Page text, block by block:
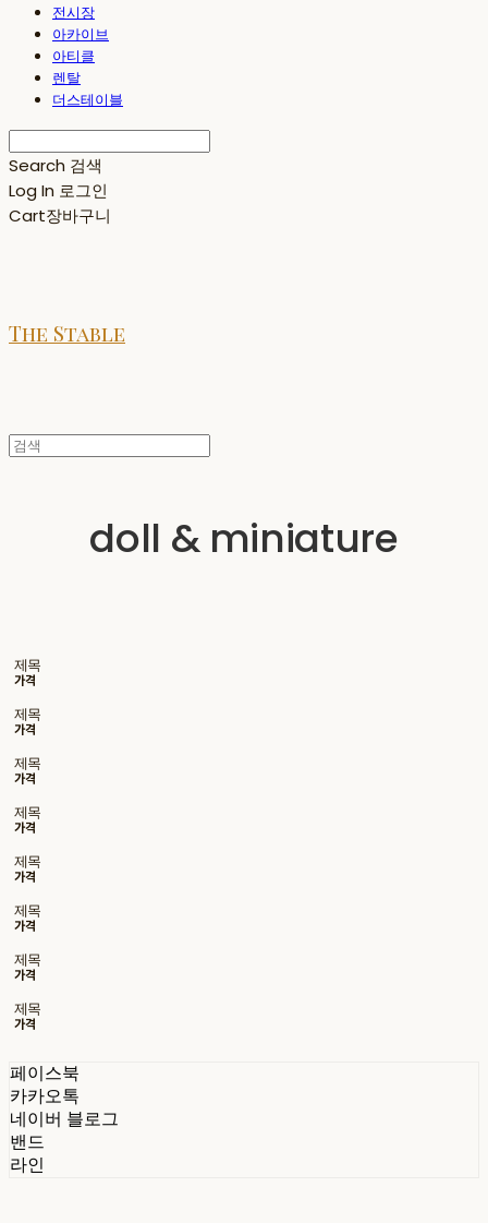
전시장
아카이브
아티클
렌탈
더스테이블
Search 검색
Log In 로그인
Cart장바구니
The Stable
doll & miniature
제목
가격
제목
가격
제목
가격
제목
가격
제목
가격
제목
가격
제목
가격
제목
가격
페이스북
카카오톡
네이버 블로그
밴드
라인